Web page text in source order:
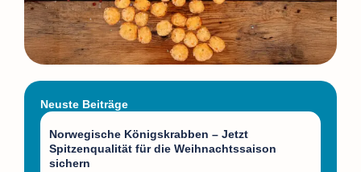
Neuste Beiträge
Norwegische Königskrabben – Jetzt
Spitzenqualität für die Weihnachtssaison
sichern